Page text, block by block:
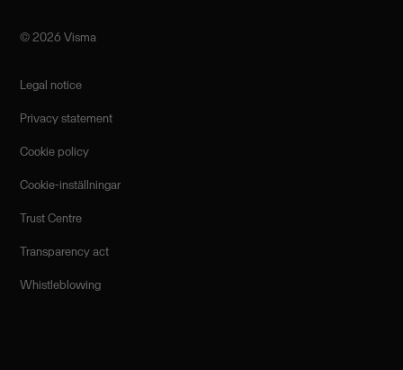
©️ 2026 Visma
Legal notice
Privacy statement
Cookie policy
Cookie-inställningar
Trust Centre
Transparency act
Whistleblowing